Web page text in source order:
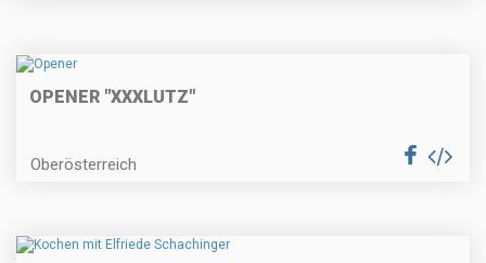
OPENER "XXXLUTZ"
Oberösterreich